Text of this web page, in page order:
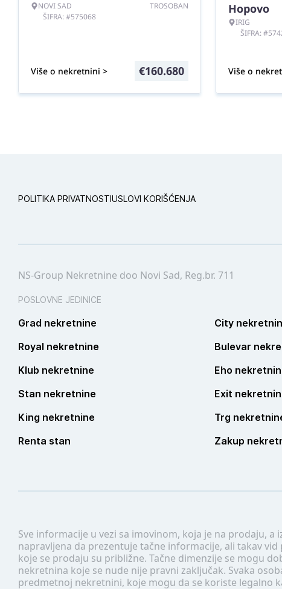
NOVI SAD
ŠIFRA: #575068
TROSOBAN
Više o nekretnini > €160.680
Hopovo
IRIG
ŠIFRA:
Više o
POLITIKA PRIVATNOSTIUSLOVI KORIŠĆENJA
Sve informacije u vezi sa imovinom, koja je na prodaju,
napravljena da prezentuje tačne informacije, ali takav
koje se prodaju su približne. Tačne dimenzije se mogu
nekretnina koje se nude nije pravni zaključak. Svaka
predmetnoj nekretnini, koje mogu da se koriste legalno
NS-Group Nekretnine doo Novi Sad, Reg.br. 711
POSLOVNE JEDINICE
Grad nekretnine City
Royal nekretnine
Bulevar
Klub nekretnine
Eho
Stan nekretnine
Exit
King nekretnine
Trg
Renta stan
Zakup